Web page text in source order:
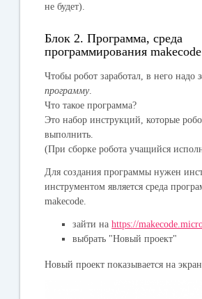
не будет).
Блок 2. Программа, среда
программирования makecode
Чтобы робот заработал, в него надо
программу.
Что такое программа?
Это набор инструкций, которые
выполнить.
(При сборке робота учащийся
Для создания программы нужен
инструментом является среда
makecode.
зайти наhttps://
выбрать "Новый проект"
Новый проект показывается на